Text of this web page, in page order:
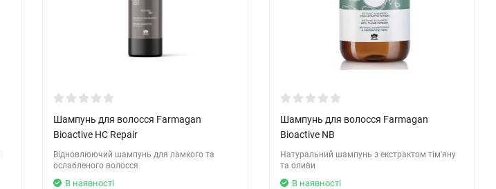
Шампунь для волосся Farmagan
Bioactive HC Repair
Відновлюючий шампунь для ламкого та
ослабленого волосся
В наявності
Шампунь для волосся Farmagan
Bioactive NB
Натуральний шампунь з екстрактом тім'яну
та оливи
В наявності